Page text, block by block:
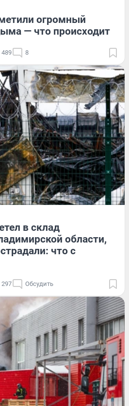
огромный
— что происходит
489 8
в склад
области,
что с
297 Обсудить